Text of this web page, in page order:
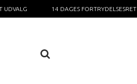
UDVALG 14 DAGES FORTRYDELSESRET